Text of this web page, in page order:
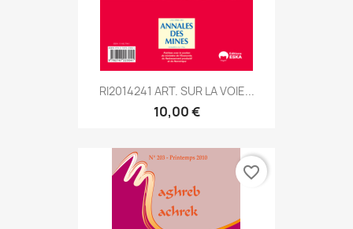
RI2014241 ART. SUR LA VOIE...
10,00 €
favorite_border